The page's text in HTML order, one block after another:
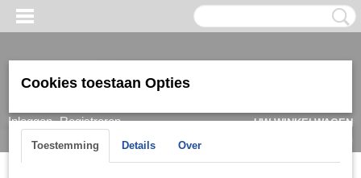
Inloggen Registreren
UW WINKELWAGEN
(0)
Cookies toestaan Opties
Toestemming Details Over